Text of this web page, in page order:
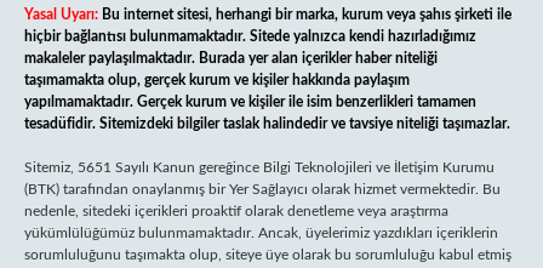
Yasal Uyarı: Bu internet sitesi, herhangi bir marka, kurum veya şahıs şirketi ile
hiçbir bağlantısı bulunmamaktadır. Sitede yalnızca kendi hazırladığımız
makaleler paylaşılmaktadır. Burada yer alan içerikler haber niteliği
taşımamakta olup, gerçek kurum ve kişiler hakkında paylaşım
yapılmamaktadır. Gerçek kurum ve kişiler ile isim benzerlikleri tamamen
tesadüfidir. Sitemizdeki bilgiler taslak halindedir ve tavsiye niteliği taşımazlar.
Sitemiz, 5651 Sayılı Kanun gereğince Bilgi Teknolojileri ve İletişim Kurumu
(BTK) tarafından onaylanmış bir Yer Sağlayıcı olarak hizmet vermektedir. Bu
nedenle, sitedeki içerikleri proaktif olarak denetleme veya araştırma
yükümlülüğümüz bulunmamaktadır. Ancak, üyelerimiz yazdıkları içeriklerin
sorumluluğunu taşımakta olup, siteye üye olarak bu sorumluluğu kabul etmiş